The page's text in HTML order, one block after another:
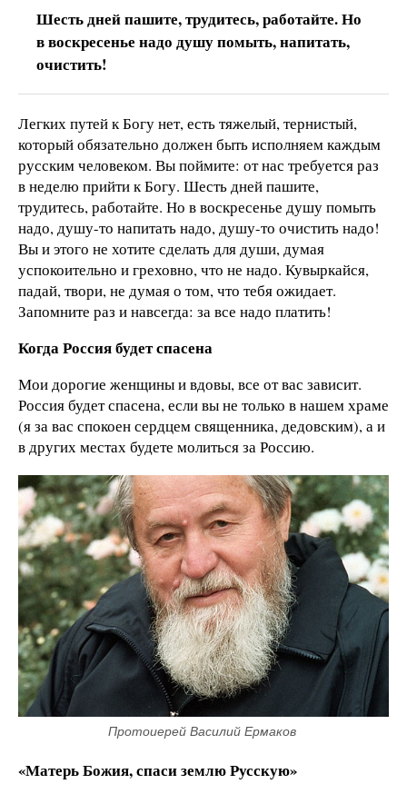
Шесть дней пашите, трудитесь, работайте. Но
в воскресенье надо душу помыть, напитать,
очистить!
Легких путей к Богу нет, есть тяжелый, тернистый,
который обязательно должен быть исполняем каждым
русским человеком. Вы поймите: от нас требуется раз
в неделю прийти к Богу. Шесть дней пашите,
трудитесь, работайте. Но в воскресенье душу помыть
надо, душу-то напитать надо, душу-то очистить надо!
Вы и этого не хотите сделать для души, думая
успокоительно и греховно, что не надо. Кувыркайся,
падай, твори, не думая о том, что тебя ожидает.
Запомните раз и навсегда: за все надо платить!
Когда Россия будет спасена
Мои дорогие женщины и вдовы, все от вас зависит.
Россия будет спасена, если вы не только в нашем храме
(я за вас спокоен сердцем священника, дедовским), а и
в других местах будете молиться за Россию.
Протоиерей Василий Ермаков
«Матерь Божия, спаси землю Русскую»